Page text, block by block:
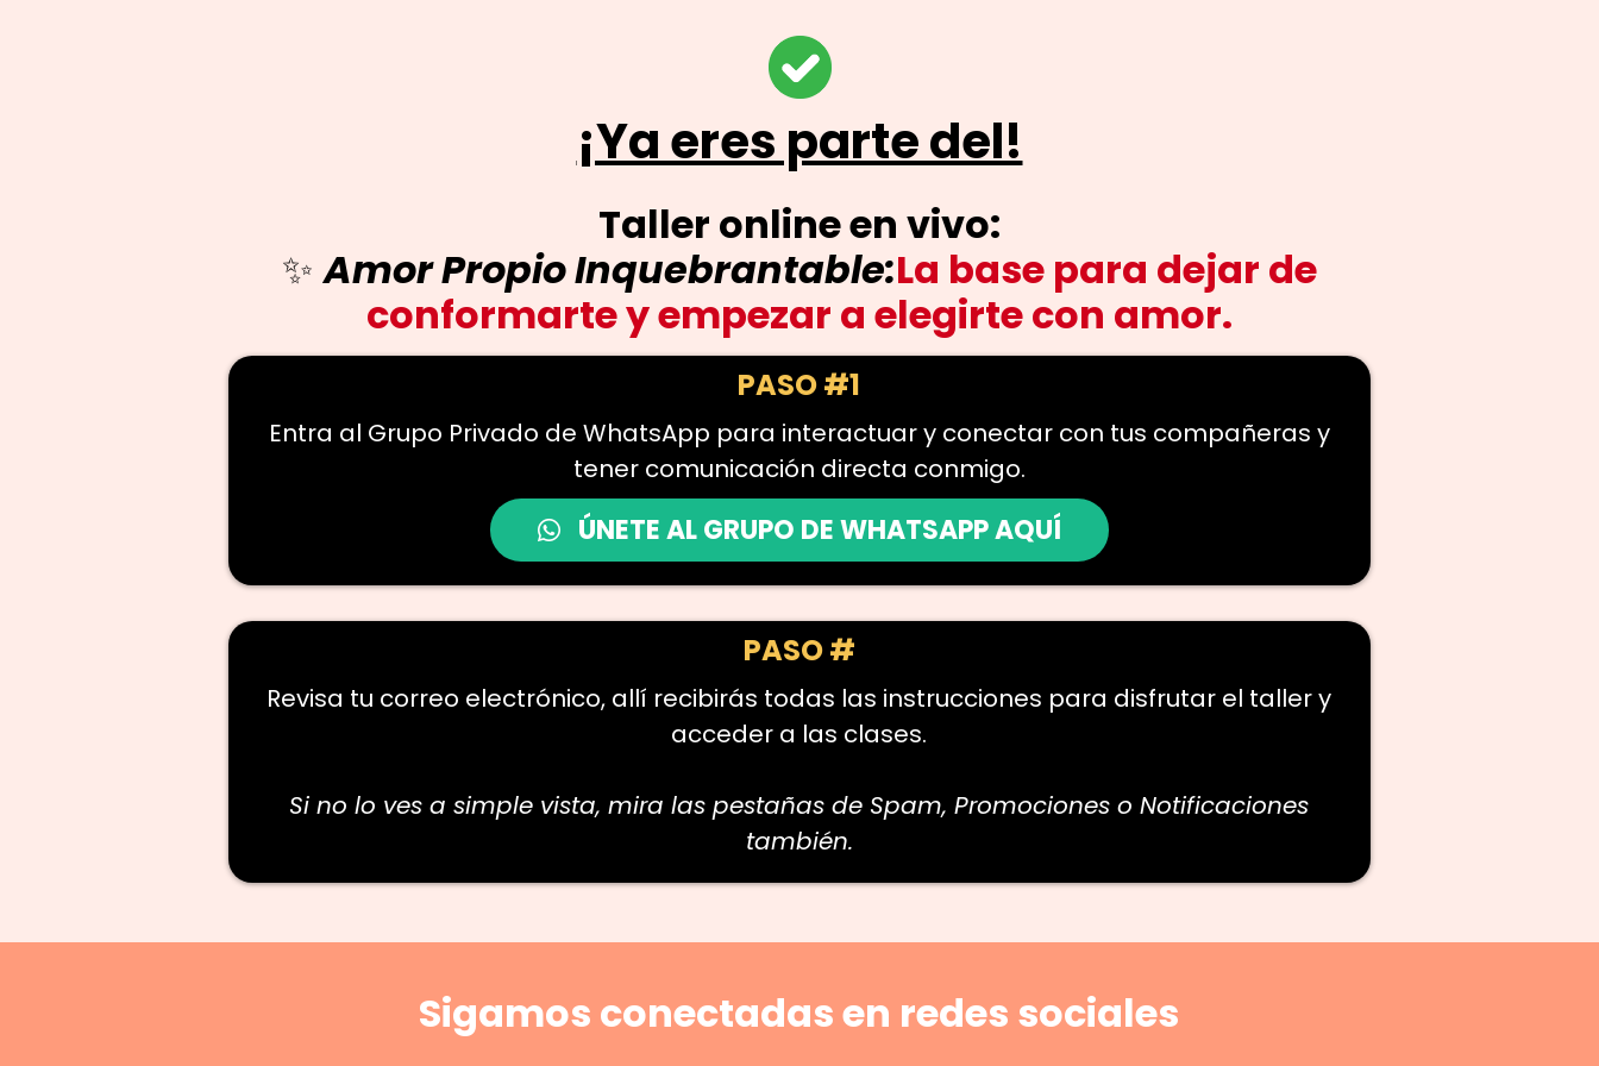
¡Ya eres parte del!
Taller online en vivo:
✨Amor Propio Inquebrantable:La base para dejar de
conformarte y empezar a elegirte con amor.
PASO #1
Entra al Grupo Privado de WhatsApp para interactuar y conectar con tus compañeras y
tener comunicación directa conmigo.
ÚNETE AL GRUPO DE WHATSAPP AQUÍ
PASO #
Revisa tu correo electrónico, allí recibirás todas las instrucciones para disfrutar el taller y
acceder a las clases.
Si no lo ves a simple vista, mira las pestañas de Spam, Promociones o Notificaciones
también.
Sigamos conectadas en redes sociales